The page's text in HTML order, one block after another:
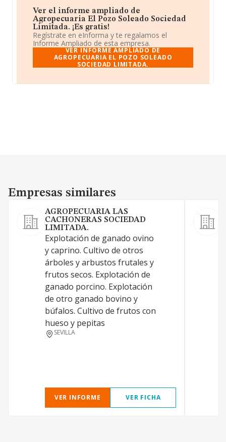
Ver el informe ampliado de
Agropecuaria El Pozo Soleado Sociedad
Limitada. ¡Es gratis!
Regístrate en eInforma y te regalamos el
Informe Ampliado de esta empresa.
VER INFORME AMPLIADO DE
AGROPECUARIA EL POZO SOLEADO
SOCIEDAD LIMITADA.
Empresas similares
Empresas similares
AGROPECUARIA LAS
CACHONERAS SOCIEDAD
LIMITADA.
Explotación de ganado ovino
y caprino. Cultivo de otros
árboles y arbustos frutales y
frutos secos. Explotación de
ganado porcino. Explotación
de otro ganado bovino y
búfalos. Cultivo de frutos con
hueso y pepitas
SEVILLA
VER INFORME VER FICHA